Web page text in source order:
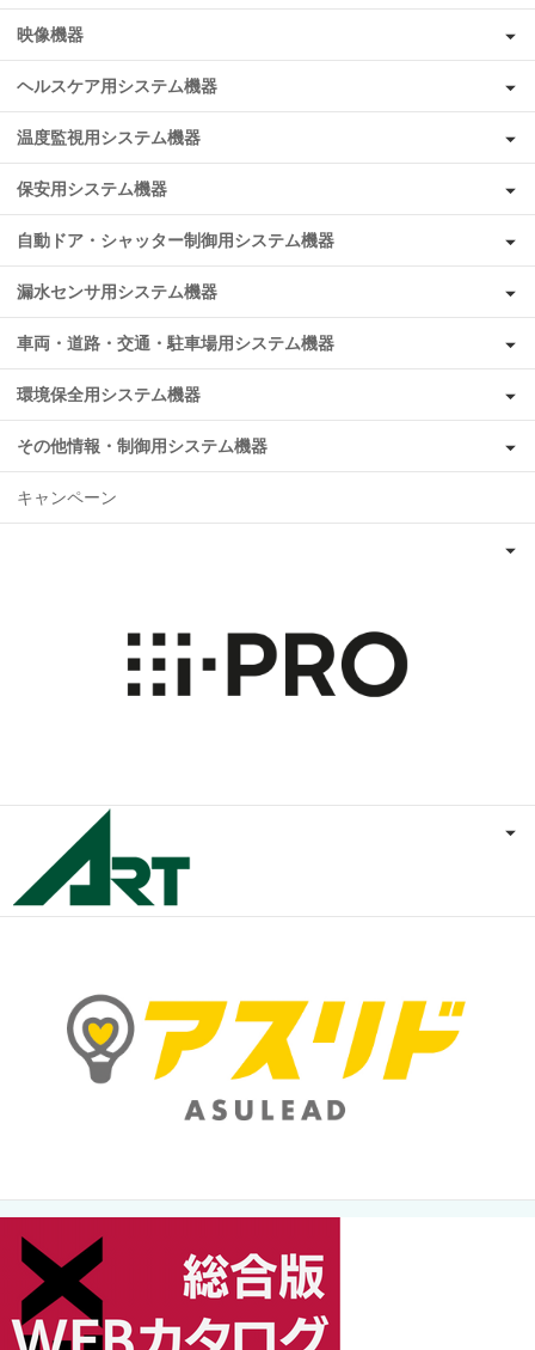
映像機器
ヘルスケア用システム機器
温度監視用システム機器
保安用システム機器
自動ドア・シャッター制御用システム機器
漏水センサ用システム機器
車両・道路・交通・駐車場用システム機器
環境保全用システム機器
その他情報・制御用システム機器
キャンペーン